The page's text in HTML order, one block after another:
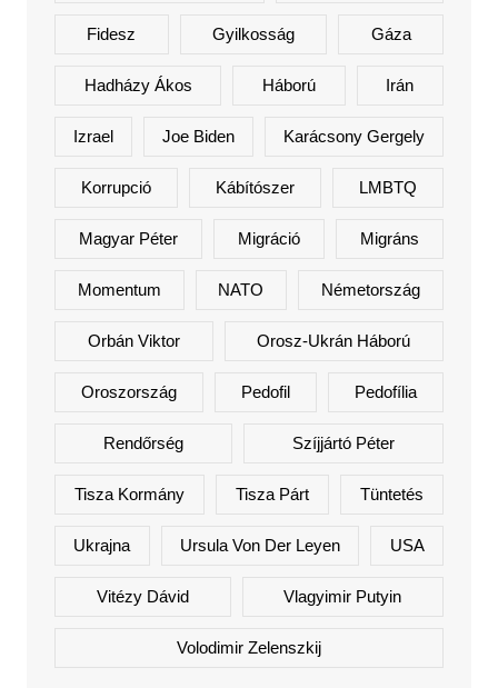
Fidesz Gyilkosság Gáza
Hadházy Ákos Háború Irán
Izrael Joe Biden Karácsony Gergely
Korrupció Kábítószer LMBTQ
Magyar Péter Migráció Migráns
Momentum NATO Németország
Orbán Viktor Orosz-Ukrán Háború
Oroszország Pedofil Pedofília
Rendőrség Szíjjártó Péter
Tisza Kormány Tisza Párt Tüntetés
Ukrajna Ursula Von Der Leyen USA
Vitézy Dávid Vlagyimir Putyin
Volodimir Zelenszkij